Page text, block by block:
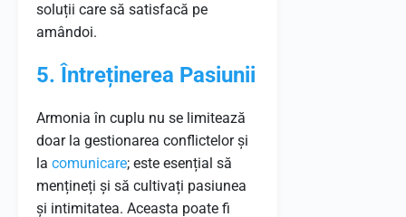
soluții care să satisfacă pe
amândoi.
5. Întreținerea Pasiunii
Armonia în cuplu nu se limitează
doar la gestionarea conflictelor și
la comunicare; este esențial să
mențineți și să cultivați pasiunea
și intimitatea. Aceasta poate fi